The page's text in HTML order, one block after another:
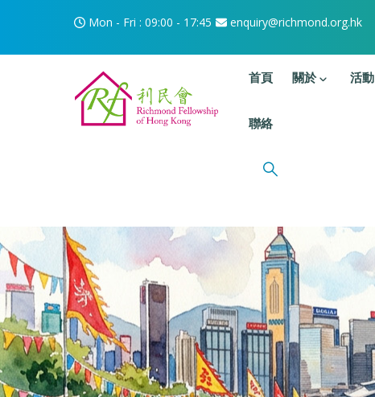
Mon - Fri : 09:00 - 17:45 enquiry@richmond.org.hk
主選單
首頁 關於 活動
聯絡